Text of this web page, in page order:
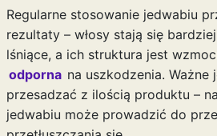
Regularne stosowanie jedwabiu
rezultaty – włosy stają się
lśniące, a ich struktura jest
odporna na uszkodzenia. Ważne
przesadzać z ilością produktu –
jedwabiu może prowadzić do